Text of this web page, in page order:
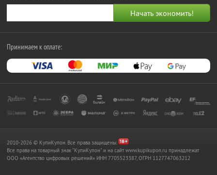
Принимаем к оплате:
2010-2026 © КупиКупон. Все права защищены.
Все права на товарный знак "КупиКупон" и на сайт www.kupikupon.ru принадлежат
OOO «Агентство цифровых решений» ИНН 7705523387, ОГРН 1127747063212